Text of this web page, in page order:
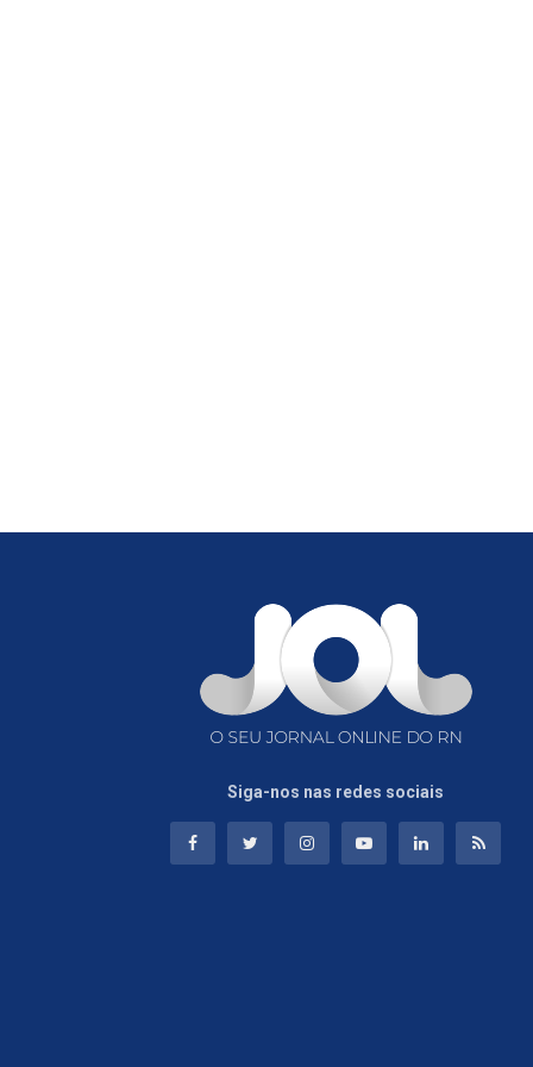
Siga-nos nas redes sociais